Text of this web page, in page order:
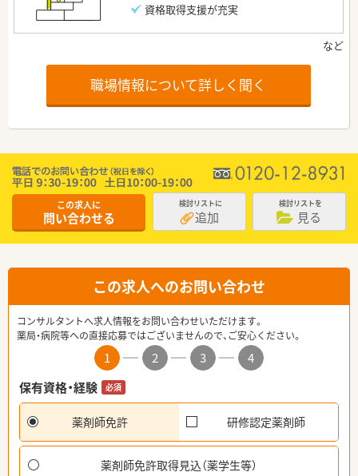
資格取得支援が充実
職場情報について詳しく聞く
この求人に
問い合わせる
検討リストに
追加
検討リストを
見る
この求人へのお問い合わせ
コンサルタントへ求人情報をお問い合わせいただけます。
薬局・病院等への直接応募ではございませんので、ご安心ください。
1 2 3
4
保有資格・経験
必須
薬剤師免許 研修認定薬剤師
薬剤師免許取得見込（薬学生等）